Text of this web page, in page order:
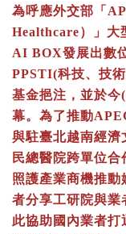
為呼應外交部「
Healthcare）」大
AI BOX發展出數
PPSTI(科技、技
基金挹注，並於今
幕。為了推動
與駐臺北越南經濟
民總醫院跨單位
照護產業商機推動
者分享工研院與業
此協助國內業者打